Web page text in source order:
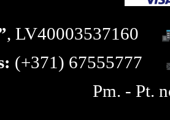
, LV40003537160
(+371) 67555777
Pm. - Pt.